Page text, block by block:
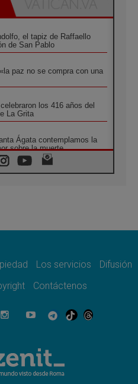
el tapiz de Raffaello
de San Pablo
paz no se compra con una
los 416 años del
La Grita
Ágata contemplamos la
sobre la muerte
el Santuario de la Madre
del cristiano"
niños en Gaza no cesa: 300
días
desfigura el mundo, solo la
lo transfigura
Los servicios
Difusión
Contáctenos